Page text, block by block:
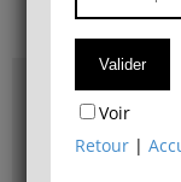
Accès & plans
Voir
Retour |